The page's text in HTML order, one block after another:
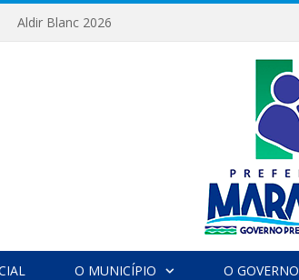
Aldir Blanc 2026
O MUNICÍPIO O GOVERNO